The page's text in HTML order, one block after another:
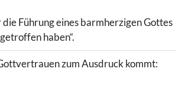
Führung eines barmherzigen Gottes
haben“.
zum Ausdruck kommt: